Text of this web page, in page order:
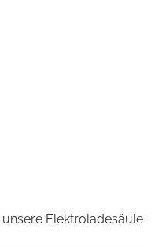
Elektroladesäule